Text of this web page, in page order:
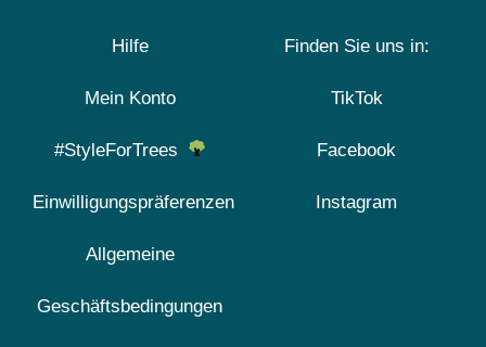
Hilfe
Mein Konto
#StyleForTrees
Einwilligungspräferenzen
Allgemeine
Geschäftsbedingungen
Finden Sie uns in:
TikTok
Facebook
Instagram